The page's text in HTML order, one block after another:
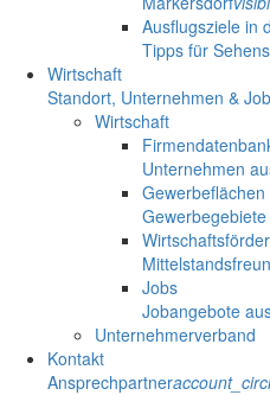
Ausflugsziele in
Tipps für
Wirtschaft
Standort, Unternehmen &
Wirtschaft
Unternehmen
Gewerbeflächen
Jobs
Jobangebote
Unternehmerverband
Kontakt
Ansprechpartner